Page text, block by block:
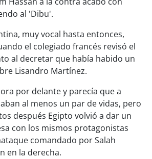
al 'Dibu'.
muy vocal hasta entonces,
el colegiado francés revisó el
al decretar que había habido un
Lisandro Martínez.
por delante y parecía que a
al menos un par de vidas, pero
después Egipto volvió a dar un
con los mismos protagonistas
comandado por Salah
en la derecha.